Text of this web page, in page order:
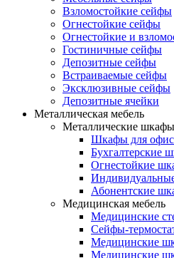
Взломостойкие сейфы
Огнестойкие сейфы
Огнестойкие и
Гостиничные сейфы
Депозитные сейфы
Встраиваемые сейфы
Эксклюзивные сейфы
Депозитные ячейки
Металлическая мебель
Металлические шкафы
Шкафы для
Бухгалтерские
Огнестойкие
Абонентские
Медицинская мебель
Медицинские
Сейфы-
Медицинские
Медицинские